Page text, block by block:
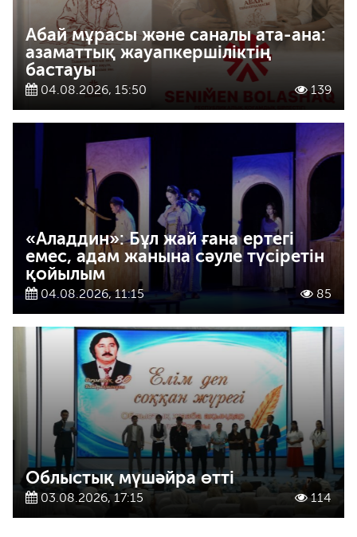
Абай мұрасы және саналы ата-ана:
азаматтық жауапкершіліктің
бастауы
04.08.2026, 15:50 139
«Аладдин»: Бұл жай ғана ертегі
емес, адам жанына сәуле түсіретін
қойылым
04.08.2026, 11:15 85
Облыстық мүшәйра өтті
03.08.2026, 17:15 114